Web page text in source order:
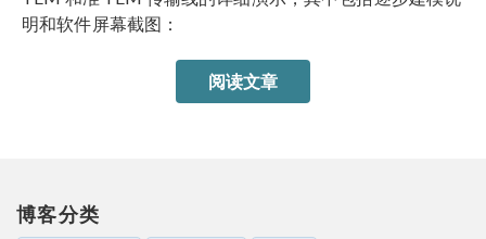
明和软件屏幕截图：
阅读文章
博客分类